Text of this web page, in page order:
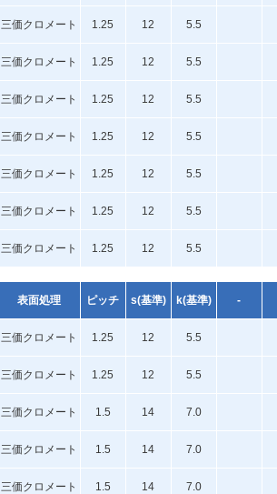
三価クロメート 1.25 12 5.5
三価クロメート 1.25 12 5.5
三価クロメート 1.25 12 5.5
三価クロメート 1.25 12 5.5
三価クロメート 1.25 12 5.5
三価クロメート 1.25 12 5.5
三価クロメート 1.25 12 5.5
表面処理 ピッチ s(基準) k(基準) -
三価クロメート 1.25 12 5.5
三価クロメート 1.25 12 5.5
三価クロメート 1.5 14 7.0
三価クロメート 1.5 14 7.0
三価クロメート 1.5 14 7.0